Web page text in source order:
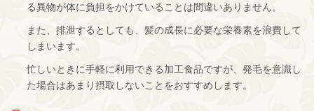
る異物が体に負担をかけていることは間違いありません。
また、排泄するとしても、髪の成長に必要な栄養素を浪費して
しまいます。
忙しいときに手軽に利用できる加工食品ですが、発毛を意識し
た場合はあまり摂取しないことをおすすめします。